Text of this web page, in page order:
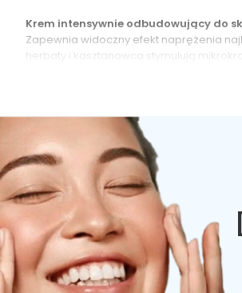
Krem intensywnie odbudowujący do
Zapewnia widoczny efekt naprężenia
herbaty i kasztanowca stymulują
Krem na dzień: Aqua, Cetearyl
/ Hydrolyzed Wheat Protein / Aesculus
Extract, Acrylates/C10-30 Alkyl Acrylate
Krem na noc: Aqua, Cetearyl
Alcohol, Glycerin, Cyclopentasiloxane,
Extract, Phenoxyethanol /
Krem do oczu: Aqua, Cetearyl
owoców ostropestu plamistego),
Seed Extract (wyciąg z kory
Extract (ekstrakt z popłocha